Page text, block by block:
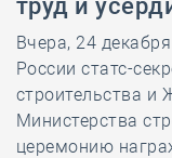
труд и
Вчера, 24
России статс-
строительства
Министерства
церемонию